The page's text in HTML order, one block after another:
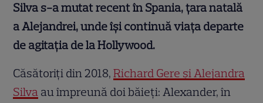
Silva s-a mutat recent în Spania, țara natală
a Alejandrei, unde își continuă viața departe
de agitația de la Hollywood.
Căsătoriți din 2018,Richard Gere și Alejandra
Silva au împreună doi băieți: Alexander, în